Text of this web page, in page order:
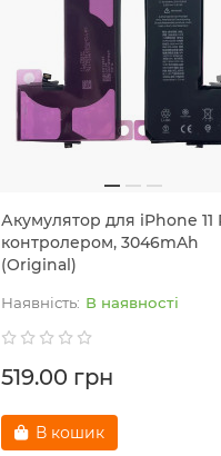
Акумулятор для iPhone 11
контролером, 3046mAh
(Original)
В наявності
519.00 грн
В кошик